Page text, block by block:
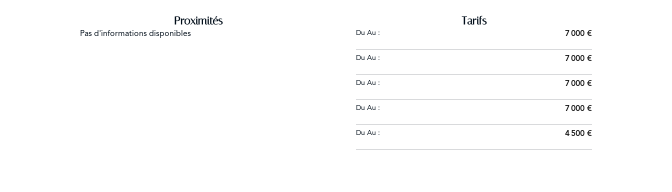
Proximités
Pas d'informations disponibles
Tarifs
Du Au : 7 000 €
Du Au : 7 000 €
Du Au : 7 000 €
Du Au : 7 000 €
Du Au : 4 500 €